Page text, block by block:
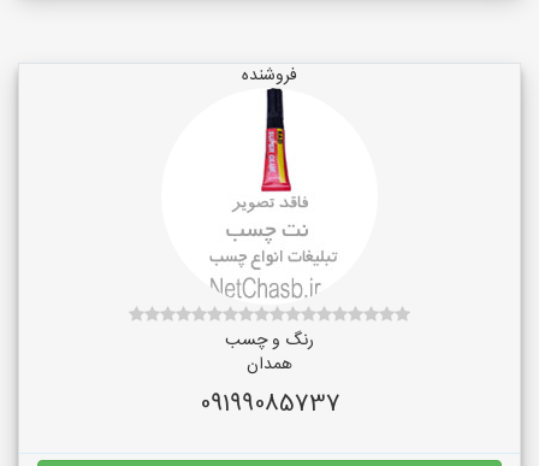
فروشنده
رنگ و چسب
همدان
09199085737